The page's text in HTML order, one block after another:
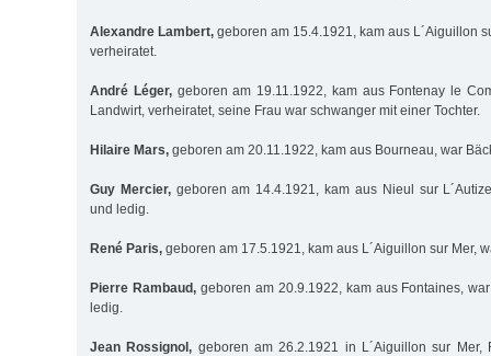
Alexandre Lambert, geboren am 15.4.1921, kam aus L´Aiguillon
verheiratet.
André Léger,geboren am 19.11.1922, kam aus Fontenay le
Landwirt, verheiratet, seine Frau war schwanger mit einer Tochter.
Hilaire Mars, geboren am 20.11.1922, kam aus Bourneau, war
Guy Mercier,geboren am 14.4.1921, kam aus Nieul sur
und ledig.
René Paris, geboren am 17.5.1921, kam aus L´Aiguillon sur Mer,
Pierre Rambaud,geboren am 20.9.1922, kam aus Fontaines,
ledig.
Jean Rossignol, geboren am 26.2.1921 in L´Aiguillon sur Mer,